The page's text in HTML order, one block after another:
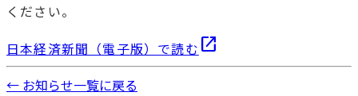
ください。
日本経済新聞（電子版）で読む open_in_new
← お知らせ一覧に戻る